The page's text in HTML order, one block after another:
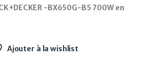
-BX650G-B5 700W en
Ajouter à la wishlist